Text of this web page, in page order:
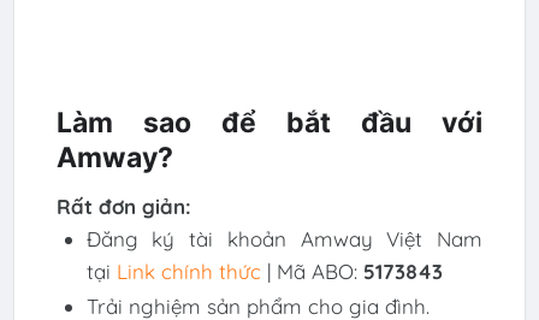
Làm sao để bắt đầu với
Amway?
Rất đơn giản:
Đăng ký tài khoản Amway Việt Nam
tại Link chính thức | Mã ABO:5173843
Trải nghiệm sản phẩm cho gia đình.